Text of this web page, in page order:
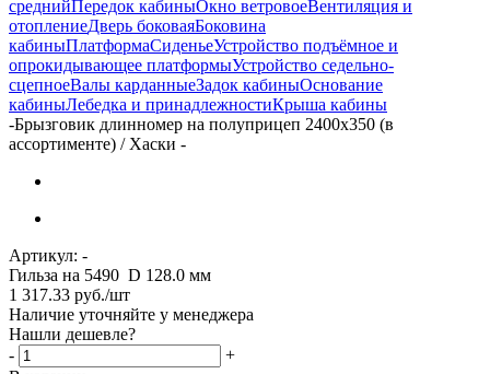
среднийПередок кабиныОкно ветровоеВентиляция и
отоплениеДверь боковаяБоковина
кабиныПлатформаСиденьеУстройство подъёмное и
опрокидывающее платформыУстройство седельно-
сцепноеВалы карданныеЗадок кабиныОснование
кабиныЛебедка и принадлежностиКрыша кабины
-Брызговик длинномер на полуприцеп 2400х350 (в
ассортименте) / Хаски -
Артикул: -
Гильза на 5490 D 128.0 мм
1 317.33 руб./шт
Наличие уточняйте у менеджера
Нашли дешевле?
-
+